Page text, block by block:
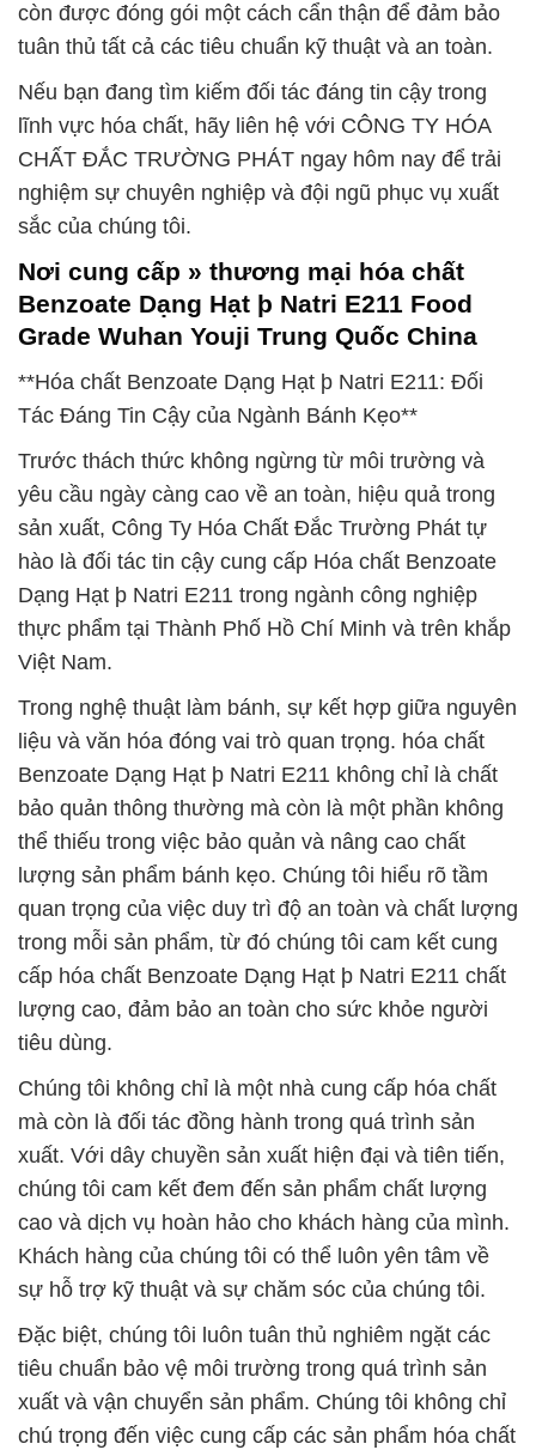
còn được đóng gói một cách cẩn thận để đảm bảo
tuân thủ tất cả các tiêu chuẩn kỹ thuật và an toàn.
Nếu bạn đang tìm kiếm đối tác đáng tin cậy trong
lĩnh vực hóa chất, hãy liên hệ với CÔNG TY HÓA
CHẤT ĐẮC TRƯỜNG PHÁT ngay hôm nay để trải
nghiệm sự chuyên nghiệp và đội ngũ phục vụ xuất
sắc của chúng tôi.
Nơi cung cấp » thương mại hóa chất
Benzoate Dạng Hạt þ Natri E211 Food
Grade Wuhan Youji Trung Quốc China
**Hóa chất Benzoate Dạng Hạt þ Natri E211: Đối
Tác Đáng Tin Cậy của Ngành Bánh Kẹo**
Trước thách thức không ngừng từ môi trường và
yêu cầu ngày càng cao về an toàn, hiệu quả trong
sản xuất, Công Ty Hóa Chất Đắc Trường Phát tự
hào là đối tác tin cậy cung cấp Hóa chất Benzoate
Dạng Hạt þ Natri E211 trong ngành công nghiệp
thực phẩm tại Thành Phố Hồ Chí Minh và trên khắp
Việt Nam.
Trong nghệ thuật làm bánh, sự kết hợp giữa nguyên
liệu và văn hóa đóng vai trò quan trọng. hóa chất
Benzoate Dạng Hạt þ Natri E211 không chỉ là chất
bảo quản thông thường mà còn là một phần không
thể thiếu trong việc bảo quản và nâng cao chất
lượng sản phẩm bánh kẹo. Chúng tôi hiểu rõ tầm
quan trọng của việc duy trì độ an toàn và chất lượng
trong mỗi sản phẩm, từ đó chúng tôi cam kết cung
cấp hóa chất Benzoate Dạng Hạt þ Natri E211 chất
lượng cao, đảm bảo an toàn cho sức khỏe người
tiêu dùng.
Chúng tôi không chỉ là một nhà cung cấp hóa chất
mà còn là đối tác đồng hành trong quá trình sản
xuất. Với dây chuyền sản xuất hiện đại và tiên tiến,
chúng tôi cam kết đem đến sản phẩm chất lượng
cao và dịch vụ hoàn hảo cho khách hàng của mình.
Khách hàng của chúng tôi có thể luôn yên tâm về
sự hỗ trợ kỹ thuật và sự chăm sóc của chúng tôi.
Đặc biệt, chúng tôi luôn tuân thủ nghiêm ngặt các
tiêu chuẩn bảo vệ môi trường trong quá trình sản
xuất và vận chuyển sản phẩm. Chúng tôi không chỉ
chú trọng đến việc cung cấp các sản phẩm hóa chất